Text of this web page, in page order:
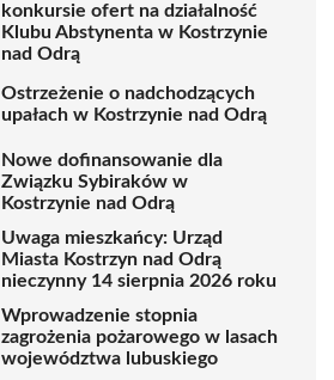
konkursie ofert na działalność
Klubu Abstynenta w Kostrzynie
nad Odrą
Ostrzeżenie o nadchodzących
upałach w Kostrzynie nad Odrą
Nowe dofinansowanie dla
Związku Sybiraków w
Kostrzynie nad Odrą
Uwaga mieszkańcy: Urząd
Miasta Kostrzyn nad Odrą
nieczynny 14 sierpnia 2026 roku
Wprowadzenie stopnia
zagrożenia pożarowego w lasach
województwa lubuskiego